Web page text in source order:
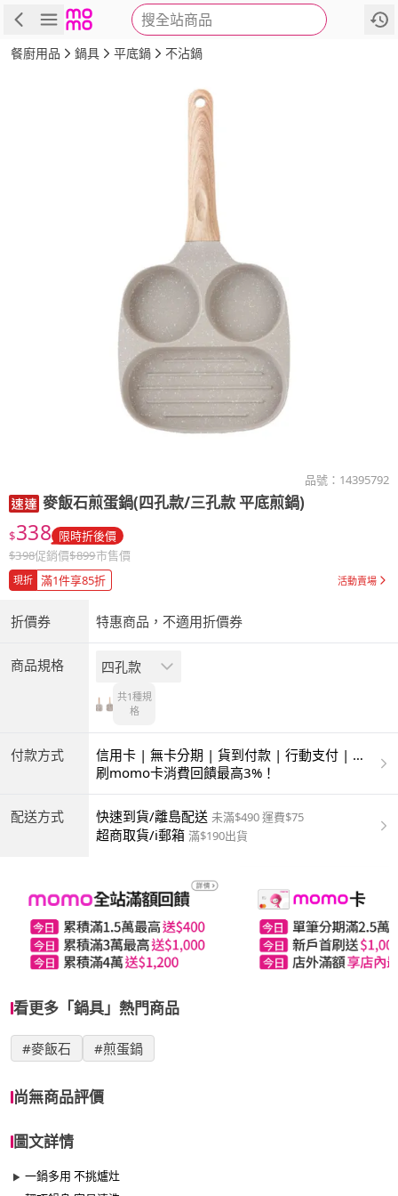
搜全站商品
商品 評價 詳情
餐廚用品 鍋具 平底鍋 不沾鍋
品號： 14395792
麥飯石煎蛋鍋(四孔款/三孔款 平底煎鍋)
$338 限時折後價
$398促銷價$899市售價
現折 滿1件享85折 活動賣場
折價券 特惠商品，不適用折價券
商品規格 四孔款
共1種規
格
付款方式
信用卡 | 無卡分期 | 貨到付款 | 行動支付 | 超
商付款 | ATM | 銀聯卡 | 銀行帳戶付款
刷momo卡消費回饋最高3%！
配送方式 快速到貨/離島配送 未滿$490 運費$75
超商取貨/i郵箱 滿$190出貨
看更多「鍋具」熱門商品
#麥飯石 #煎蛋鍋
尚無商品評價
圖文詳情
一鍋多用 不挑爐灶